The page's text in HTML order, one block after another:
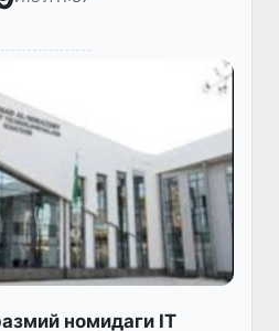
номидаги IT